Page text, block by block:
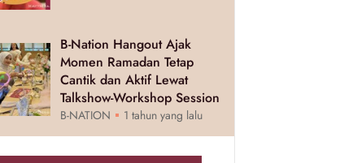
B-Nation Hangout Ajak
Momen Ramadan Tetap
Cantik dan Aktif Lewat
Talkshow-Workshop Session
B-NATION 1 tahun yang lalu